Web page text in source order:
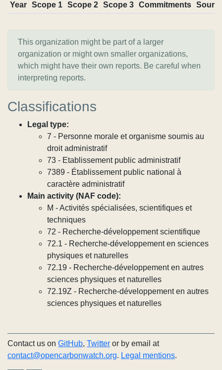
Year Scope 1 Scope 2 Scope 3 Commitments
This organization might be part of a larger
organization or might own smaller organizations,
which might have their own reports. Be careful when
interpreting reports.
Classifications
Legal type:
7 - Personne morale et organisme soumis au
droit administratif
73 - Etablissement public administratif
7389 - Établissement public national à
caractère administratif
Main activity (NAF code):
M - Activités spécialisées, scientifiques et
techniques
72 - Recherche-développement scientifique
72.1 - Recherche-développement en sciences
physiques et naturelles
72.19 - Recherche-développement en autres
sciences physiques et naturelles
72.19Z - Recherche-développement en autres
sciences physiques et naturelles
Contact us on GitHub, Twitter or by email at
contact@opencarbonwatch.org. Legal mentions.